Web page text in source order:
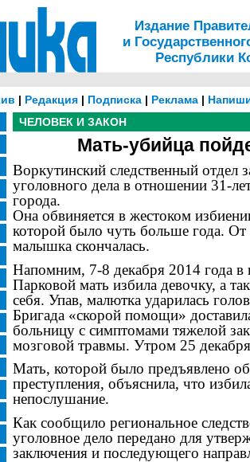
Издание
и
Республики
| Редакция | Подписка | Реклама |
ЧЕЛОВЕК И ЗАКОН
Мать-убийца
Воркутинский следственный отдел
уголовного дела в отношении 31-
города.
Она обвиняется в жестоком
которой было чуть больше года.
малышка скончалась.
Напомним, 7-8 декабря 2014 года в
Парковой мать избила девочку, а
себя. Упав, малютка ударилась
Бригада «скорой помощи»
больницу с симптомами тяжелой
мозговой травмы. Утром 25
Мать, которой было предъявлено
преступления, объяснила, что
непослушание.
Как сообщило региональное
уголовное дело передано для
заключения и последующего